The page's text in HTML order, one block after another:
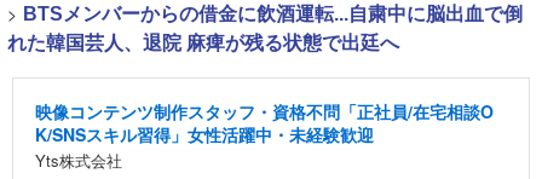
> BTSメンバーからの借金に飲酒運転...自粛中に脳出血で倒
れた韓国芸人、退院 麻痺が残る状態で出廷へ
映像コンテンツ制作スタッフ・資格不問「正社員/在宅相談O
K/SNSスキル習得」女性活躍中・未経験歓迎
Yts株式会社